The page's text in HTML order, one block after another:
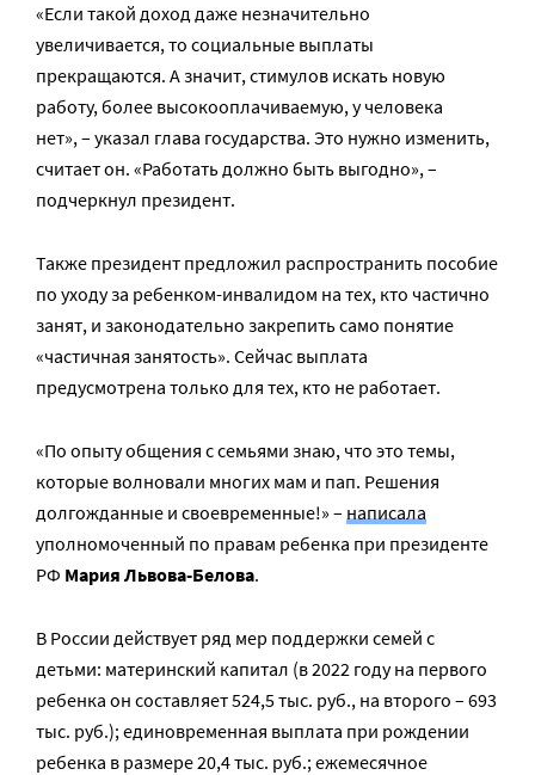
«Если такой доход даже незначительно
увеличивается, то социальные выплаты
прекращаются. А значит, стимулов искать новую
работу, более высокооплачиваемую, у человека
нет», – указал глава государства. Это нужно изменить,
считает он. «Работать должно быть выгодно», –
подчеркнул президент.
Также президент предложил распространить пособие
по уходу за ребенком-инвалидом на тех, кто частично
занят, и законодательно закрепить само понятие
«частичная занятость». Сейчас выплата
предусмотрена только для тех, кто не работает.
«По опыту общения с семьями знаю, что это темы,
которые волновали многих мам и пап. Решения
долгожданные и своевременные!» – написала
уполномоченный по правам ребенка при президенте
РФ Мария Львова-Белова.
В России действует ряд мер поддержки семей с
детьми: материнский капитал (в 2022 году на первого
ребенка он составляет 524,5 тыс. руб., на второго – 693
тыс. руб.); единовременная выплата при рождении
ребенка в размере 20,4 тыс. руб.; ежемесячное